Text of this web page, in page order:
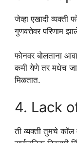
जेव्हा एखादी व्यक्ती
गुणवत्तेवर परिणाम
फोनवर बोलताना
कमी येणे तर मधेच
मिळतात.
4. Lack
ती व्यक्ती तुमचे कॉल